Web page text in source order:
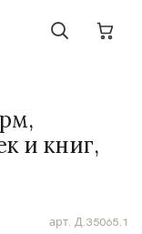
арт. Д.35065.1
и книг,